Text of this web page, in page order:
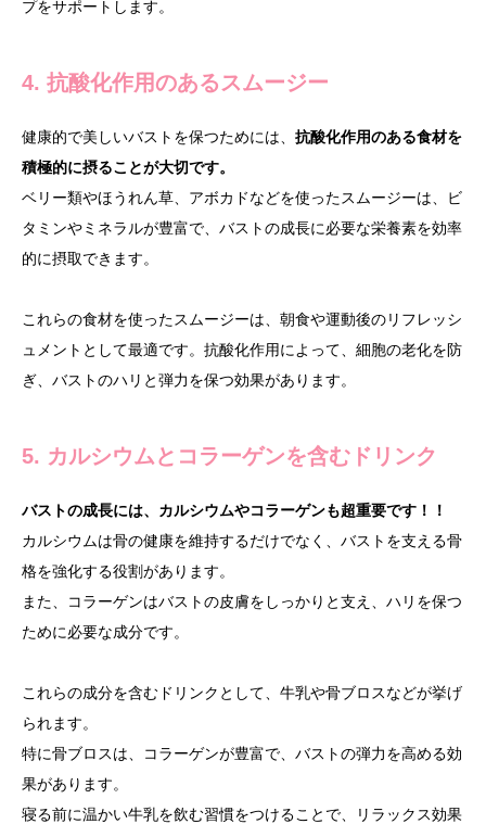
プをサポートします。
4. 抗酸化作用のあるスムージー
健康的で美しいバストを保つためには、 抗酸化作用のある食材を
積極的に摂ることが大切です。
ベリー類やほうれん草、アボカドなどを使ったスムージーは、ビ
タミンやミネラルが豊富で、バストの成長に必要な栄養素を効率
的に摂取できます。
これらの食材を使ったスムージーは、朝食や運動後のリフレッシ
ュメントとして最適です。抗酸化作用によって、細胞の老化を防
ぎ、バストのハリと弾力を保つ効果があります。
5. カルシウムとコラーゲンを含むドリンク
バストの成長には、カルシウムやコラーゲンも超重要です！！
カルシウムは骨の健康を維持するだけでなく、バストを支える骨
格を強化する役割があります。
また、コラーゲンはバストの皮膚をしっかりと支え、ハリを保つ
ために必要な成分です。
これらの成分を含むドリンクとして、牛乳や骨ブロスなどが挙げ
られます。
特に骨ブロスは、コラーゲンが豊富で、バストの弾力を高める効
果があります。
寝る前に温かい牛乳を飲む習慣をつけることで、リラックス効果